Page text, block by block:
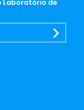
Laboratório de